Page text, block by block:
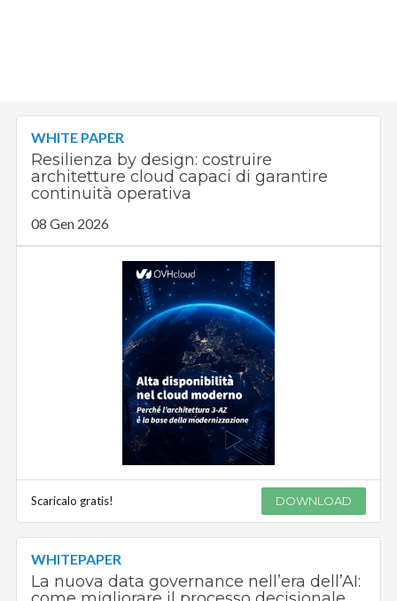
WHITE PAPER
Resilienza by design: costruire
architetture cloud capaci di garantire
continuità operativa
08 Gen 2026
Scaricalo gratis! DOWNLOAD
WHITEPAPER
La nuova data governance nell’era dell’AI: